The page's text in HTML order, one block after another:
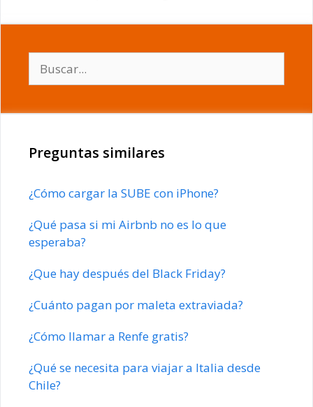
Preguntas similares
¿Cómo cargar la SUBE con iPhone?
¿Qué pasa si mi Airbnb no es lo que
esperaba?
¿Que hay después del Black Friday?
¿Cuánto pagan por maleta extraviada?
¿Cómo llamar a Renfe gratis?
¿Qué se necesita para viajar a Italia desde
Chile?